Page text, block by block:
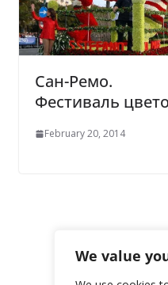
We value
Сан-Ремо.
Фестиваль
February 20, 2014